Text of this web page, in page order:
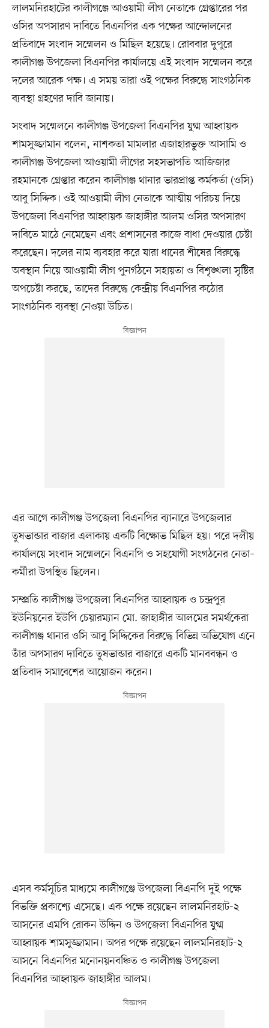
লালমনিরহাটের কালীগঞ্জে আওয়ামী লীগ নেতাকে গ্রেপ্তারের পর
ওসির অপসারণ দাবিতে বিএনপির এক পক্ষের আন্দোলনের
প্রতিবাদে সংবাদ সম্মেলন ও মিছিল হয়েছে। রোববার দুপুরে
কালীগঞ্জ উপজেলা বিএনপির কার্যালয়ে এই সংবাদ সম্মেলন করে
দলের আরেক পক্ষ। এ সময় তারা ওই পক্ষের বিরুদ্ধে সাংগঠনিক
ব্যবস্থা গ্রহণের দাবি জানায়।
সংবাদ সম্মেলনে কালীগঞ্জ উপজেলা বিএনপির যুগ্ম আহ্বায়ক
শামসুজ্জামান বলেন, নাশকতা মামলার এজাহারভুক্ত আসামি ও
কালীগঞ্জ উপজেলা আওয়ামী লীগের সহসভাপতি আজিজার
রহমানকে গ্রেপ্তার করেন কালীগঞ্জ থানার ভারপ্রাপ্ত কর্মকর্তা (ওসি)
আবু সিদ্দিক। ওই আওয়ামী লীগ নেতাকে আত্মীয় পরিচয় দিয়ে
উপজেলা বিএনপির আহ্বায়ক জাহাঙ্গীর আলম ওসির অপসারণ
দাবিতে মাঠে নেমেছেন এবং প্রশাসনের কাজে বাধা দেওয়ার চেষ্টা
করেছেন। দলের নাম ব্যবহার করে যারা ধানের শীষের বিরুদ্ধে
অবস্থান নিয়ে আওয়ামী লীগ পুনর্গঠনে সহায়তা ও বিশৃঙ্খলা সৃষ্টির
অপচেষ্টা করছে, তাদের বিরুদ্ধে কেন্দ্রীয় বিএনপির কঠোর
সাংগঠনিক ব্যবস্থা নেওয়া উচিত।
এর আগে কালীগঞ্জ উপজেলা বিএনপির ব্যানারে উপজেলার
তুষভান্ডার বাজার এলাকায় একটি বিক্ষোভ মিছিল হয়। পরে দলীয়
কার্যালয়ে সংবাদ সম্মেলনে বিএনপি ও সহযোগী সংগঠনের নেতা–
কর্মীরা উপস্থিত ছিলেন।
সম্প্রতি কালীগঞ্জ উপজেলা বিএনপির আহ্বায়ক ও চন্দ্রপুর
ইউনিয়নের ইউপি চেয়ারম্যান মো. জাহাঙ্গীর আলমের সমর্থকেরা
কালীগঞ্জ থানার ওসি আবু সিদ্দিকের বিরুদ্ধে বিভিন্ন অভিযোগ এনে
তাঁর অপসারণ দাবিতে তুষভান্ডার বাজারে একটি মানববন্ধন ও
প্রতিবাদ সমাবেশের আয়োজন করেন।
এসব কর্মসূচির মাধ্যমে কালীগঞ্জে উপজেলা বিএনপি দুই পক্ষে
বিভক্তি প্রকাশ্যে এসেছে। এক পক্ষে রয়েছেন লালমনিরহাট-২
আসনের এমপি রোকন উদ্দিন ও উপজেলা বিএনপির যুগ্ম
আহ্বায়ক শামসুজ্জামান। অপর পক্ষে রয়েছেন লালমনিরহাট-২
আসনে বিএনপির মনোনয়নবঞ্চিত ও কালীগঞ্জ উপজেলা
বিএনপির আহ্বায়ক জাহাঙ্গীর আলম।